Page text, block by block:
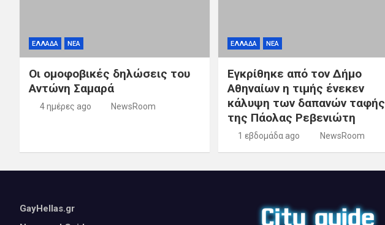
ΕΛΛΑΔΑ ΝΕΑ
Οι ομοφοβικές δηλώσεις του
Αντώνη Σαμαρά
4 ημέρες ago NewsRoom
ΕΛΛΑΔΑ ΝΕΑ
Εγκρίθηκε από τον Δήμο
Αθηναίων η τιμής ένεκεν
κάλυψη των δαπανών ταφής
της Πάολας Ρεβενιώτη
1 εβδομάδα ago NewsRoom
GayHellas.gr